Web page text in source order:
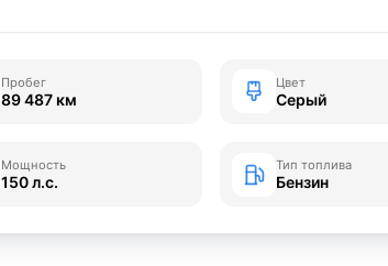
Пробег
89 487 км
Цвет
Серый
Мощность
150 л.с.
Тип топлива
Бензин